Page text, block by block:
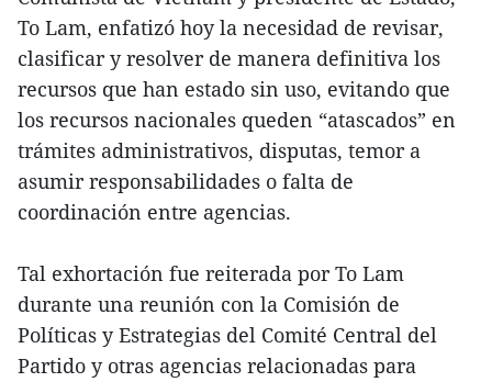
To Lam, enfatizó hoy la necesidad de revisar,
clasificar y resolver de manera definitiva los
recursos que han estado sin uso, evitando que
los recursos nacionales queden “atascados” en
trámites administrativos, disputas, temor a
asumir responsabilidades o falta de
coordinación entre agencias.
Tal exhortación fue reiterada por To Lam
durante una reunión con la Comisión de
Políticas y Estrategias del Comité Central del
Partido y otras agencias relacionadas para